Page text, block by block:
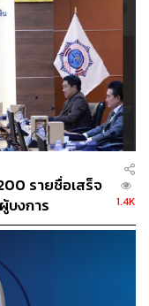
า
ซึ่งเป็นความผิด
โทษทางแพ่งได้
ง ไม่ได้รวมอยู่ใน
กกล่าวโทษขาด
ริหารบริษัท จด
รายชื่อเสร็จ
บงการ
1.4K